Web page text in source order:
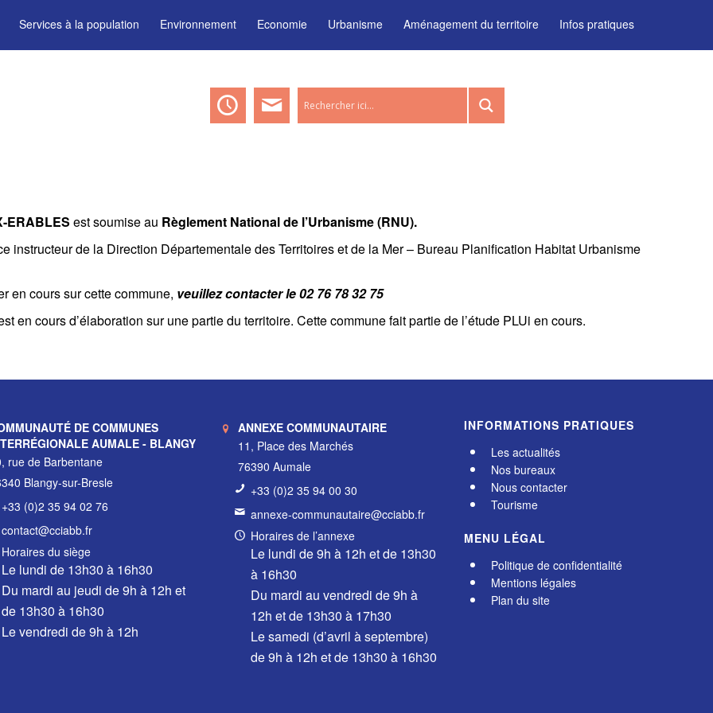
Services à la population Environnement Economie Urbanisme Aménagement du territoire Infos pratiques
ERABLES est soumise au Règlement National de l’Urbanisme (RNU).
instructeur de la Direction Départementale des Territoires et de la Mer – Bureau Planification Habitat Urbanisme
en cours sur cette commune, veuillez contacter le 02 76 78 32 75
en cours d’élaboration sur une partie du territoire. Cette commune fait partie de l’étude PLUi en cours.
DE COMMUNES
AUMALE - BLANGY
rue de Barbentane
Blangy-sur-Bresle
+33 (0)2 35 94 02 76
contact@cciabb.fr
Horaires du siège
Le lundi de 13h30 à 16h30
Du mardi au jeudi de 9h à 12h et
de 13h30 à 16h30
Le vendredi de 9h à 12h
ANNEXE COMMUNAUTAIRE
11, Place des Marchés
76390 Aumale
+33 (0)2 35 94 00 30
annexe-communautaire@cciabb.fr
Horaires de l’annexe
Le lundi de 9h à 12h et de 13h30
à 16h30
Du mardi au vendredi de 9h à
12h et de 13h30 à 17h30
Le samedi (d’avril à septembre)
de 9h à 12h et de 13h30 à 16h30
INFORMATIONS PRATIQUES
Les actualités
Nos bureaux
Nous contacter
Tourisme
MENU LÉGAL
Politique de confidentialité
Mentions légales
Plan du site